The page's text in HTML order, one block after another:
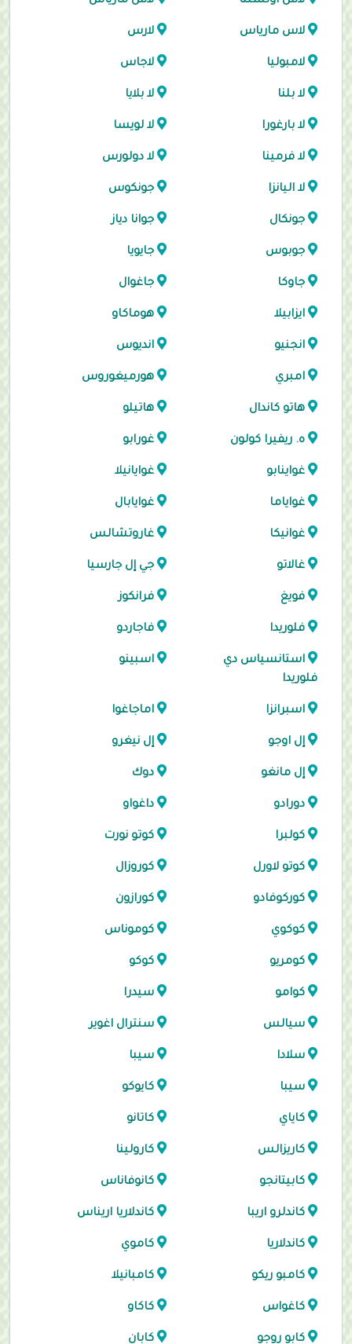
لاس مارياس لارس
لامبوليا لاجاس
لا بلنا لا بلايا
لا بارغورا لا لويسا
لا فرمينا لا دولورس
لا اليانزا جونكوس
جونكال جوانا دياز
جوبوس جايويا
جاوكا جاغوال
ايزابيلا هوماكاو
انجنيو انديوس
امبري هورميغوروس
هاتو كاندال هاتيلو
ه. ريفيرا كولون غورابو
غواينابو غوايانيلا
غواياما غوايابال
غوانيكا غاروتشالس
غالاتو جي إل جارسيا
فويغ فرانكوز
فلوريدا فاجاردو
استانسياس دي
فلوريدا
اسبينو
اسبرانزا اماجاغوا
إل اوجو إل نيغرو
إل مانغو دوك
دورادو داغواو
كولبرا كوتو نورت
كوتو لاورل كوروزال
كوركوفادو كورازون
كوكوي كوموناس
كومريو كوكو
كوامو سيدرا
سيالس سنترال اغوير
سلادا سيبا
سيبا كايوكو
كاياي كاتانو
كاريزالس كارولينا
كابيتانجو كانوفاناس
كاندلرو اريبا كاندلاريا اريناس
كاندلاريا كاموي
كامبو ريكو كامبانيلا
كاغواس كاكاو
كابو روجو كابان